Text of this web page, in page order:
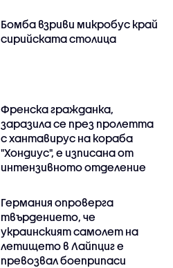
Бомба взриви микробус край
сирийската столица
Френска гражданка,
заразила се през пролетта
с хантавирус на кораба
"Хондиус", е изписана от
интензивното отделение
Германия опроверга
твърдението, че
украинският самолет на
летището в Лайпциг е
превозвал боеприпаси